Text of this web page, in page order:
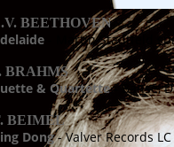
BEETHOVEN
- Martin Stadtfeld
BRAHMS
& Quartette- Banse,
BEIMEL
Dong- Valver Records